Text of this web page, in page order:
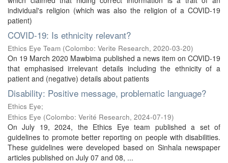
individual's religion (which was also the religion of a COVID-19
patient)
COVID-19: Is ethnicity relevant?
Ethics Eye Team (Colombo: Verite Research, 2020-03-20)
On 19 March 2020 Mawbima published a news item on COVID-19
that emphasised irrelevant details including the ethnicity of a
patient and (negative) details about patients
Disability: Positive message, problematic language?
Ethics Eye;
Ethics Eye (Colombo: Verité Research, 2024-07-19)
On July 19, 2024, the Ethics Eye team published a set of
guidelines to promote better reporting on people with disabilities.
These guidelines were developed based on Sinhala newspaper
articles published on July 07 and 08, ...